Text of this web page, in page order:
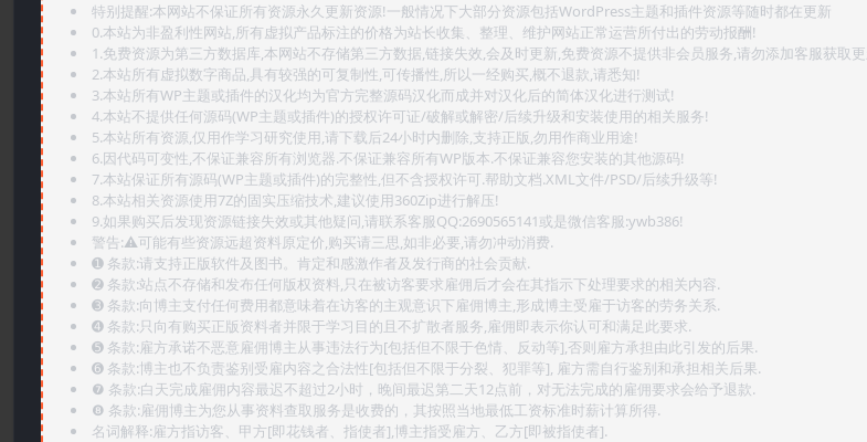
特别提醒:本网站不保证所有资源永久更新资源!一般情况下大部分资源包括WordPress主题和插件资源等随时都在更新
0.本站为非盈利性网站,所有虚拟产品标注的价格为站长收集、整理、维护网站正常运营所付出的劳动报酬!
1.免费资源为第三方数据库,本网站不存储第三方数据,链接失效,会及时更新,免费资源不提供非会员服务,请勿添加客服获取
2.本站所有虚拟数字商品,具有较强的可复制性,可传播性,所以一经购买,概不退款,请悉知!
3.本站所有WP主题或插件的汉化均为官方完整源码汉化而成并对汉化后的简体汉化进行测试!
4.本站不提供任何源码(WP主题或插件)的授权许可证/破解或解密/后续升级和安装使用的相关服务!
5.本站所有资源,仅用作学习研究使用,请下载后24小时内删除,支持正版,勿用作商业用途!
6.因代码可变性,不保证兼容所有浏览器.不保证兼容所有WP版本.不保证兼容您安装的其他源码!
7.本站保证所有源码(WP主题或插件)的完整性,但不含授权许可.帮助文档.XML文件/PSD/后续升级等!
8.本站相关资源使用7Z的固实压缩技术,建议使用360Zip进行解压!
9.如果购买后发现资源链接失效或其他疑问,请联系客服QQ:2690565141或是微信客服:ywb386!
警告:⚠️可能有些资源远超资料原定价,购买请三思,如非必要,请勿冲动消费.
➊️ 条款:请支持正版软件及图书。肯定和感激作者及发行商的社会贡献.
➋️ 条款:站点不存储和发布任何版权资料,只在被访客要求雇佣后才会在其指示下处理要求的相关内容.
➌️ 条款:向博主支付任何费用都意味着在访客的主观意识下雇佣博主,形成博主受雇于访客的劳务关系.
➍️ 条款:只向有购买正版资料者并限于学习目的且不扩散者服务,雇佣即表示你认可和满足此要求.
➎ 条款:雇方承诺不恶意雇佣博主从事违法行为[包括但不限于色情、反动等],否则雇方承担由此引发的后果.
➏️ 条款:博主也不负责鉴别受雇内容之合法性[包括但不限于分裂、犯罪等], 雇方需自行鉴别和承担相关后果.
❼ 条款:白天完成雇佣内容最迟不超过2小时，晚间最迟第二天12点前，对无法完成的雇佣要求会给予退款.
❽ 条款:雇佣博主为您从事资料查取服务是收费的，其按照当地最低工资标准时薪计算所得.
名词解释:雇方指访客、甲方[即花钱者、指使者],博主指受雇方、乙方[即被指使者].